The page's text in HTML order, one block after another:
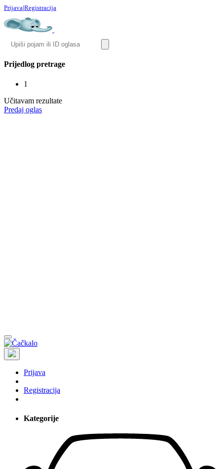
Prijava|Registracija
Prijedlog pretrage
1
Učitavam rezultate
Predaj oglas
Prijava
Registracija
Kategorije